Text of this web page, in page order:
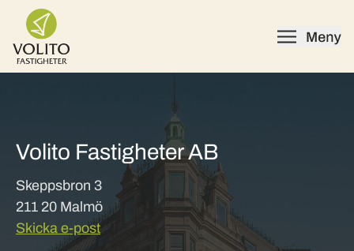
Skip to content
Volito Fastigheter AB
Skeppsbron 3
211 20 Malmö
Skicka e-post